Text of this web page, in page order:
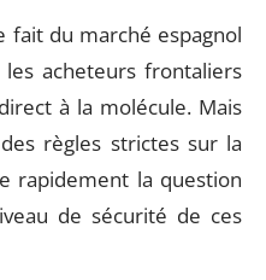
fait du marché espagnol
acheteurs frontaliers
à la molécule. Mais
règles strictes sur la
rapidement la question
de sécurité de ces